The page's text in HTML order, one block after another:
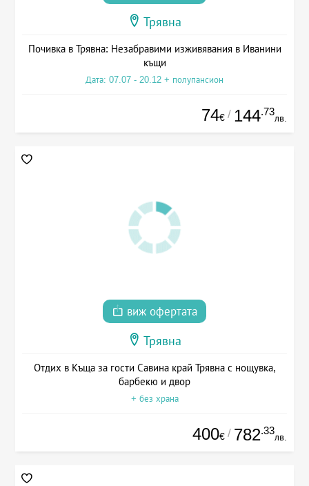
Трявна
Почивка в Трявна: Незабравими изживявания в Иванини
къщи
Дата: 07.07 - 20.12 + полупансион
74€ / 144.73
лв.
виж офертата
Трявна
Отдих в Къща за гости Савина край Трявна с нощувка,
барбекю и двор
+ без храна
400€ / 782.33
лв.